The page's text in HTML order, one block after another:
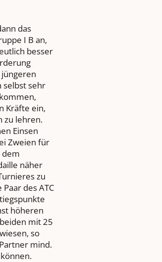
das
I B an,
besser
selbst sehr
Kräfte ein,
zu lehren.
Einsen
Zweien für
dem
näher
zu
des ATC
höheren
mit 25
so
mind.